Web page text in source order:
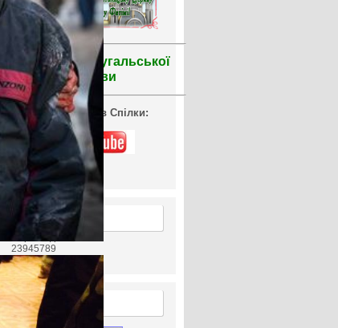
Уроки португальської
мови
Відеоархів Спілки:
Статистика
Перегляди статей
23945789
Лічильник